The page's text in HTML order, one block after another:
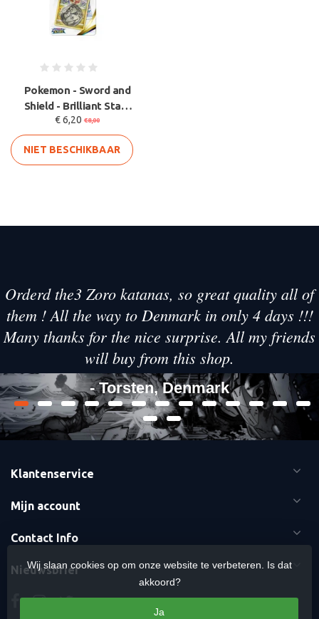
Pokemon - Sword and
Shield - Brilliant Stars
- Checklane - Flappl
€ 6,20 €8,00
NIET BESCHIKBAAR
Orderd the3 Zoro katanas, so great quality all of
them ! All the way to Denmark in only 4 days !!!
Many thanks for the nice surprise. All my friends
will buy from this shop.
- Torsten, Denmark
Klantenservice
Mijn account
Contact Info
Nieuwsbrief
Wij slaan cookies op om onze website te verbeteren. Is dat
akkoord?
Ja